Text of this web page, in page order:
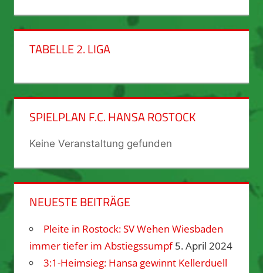
TABELLE 2. LIGA
SPIELPLAN F.C. HANSA ROSTOCK
Keine Veranstaltung gefunden
NEUESTE BEITRÄGE
Pleite in Rostock: SV Wehen Wiesbaden
immer tiefer im Abstiegssumpf 5. April 2024
3:1-Heimsieg: Hansa gewinnt Kellerduell